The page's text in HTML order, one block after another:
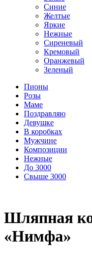
Синие
Желтые
Яркие
Нежные
Сиреневый
Кремовый
Оранжевый
Зеленый
Пионы
Розы
Маме
Поздравляю
Девушке
В коробках
Мужчине
Композиции
Нежные
До 3000
Свыше 3000
Шляпная
«Нимфа»